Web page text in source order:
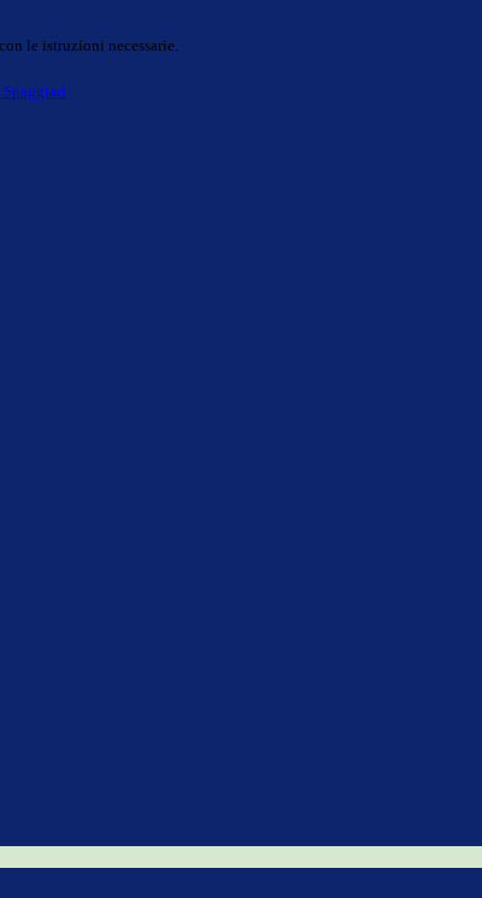
le istruzioni necessarie.